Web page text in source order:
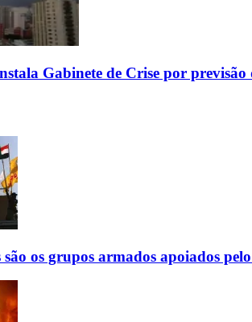
Gabinete de Crise por previsão
são os grupos armados apoiados